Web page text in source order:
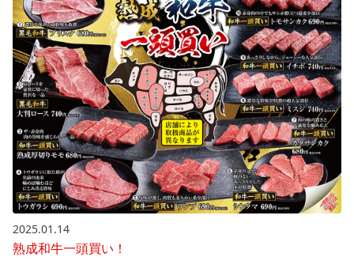
2025.01.14
熟成和牛一頭買い！